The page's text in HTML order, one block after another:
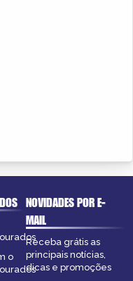
o
NOVIDADES POR E-
MAIL
Receba grátis as
principais notícias,
dicas e promoções